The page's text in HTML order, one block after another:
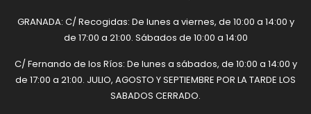
GRANADA: C/ Recogidas: De lunes a viernes, de 10:00 a 14:00 y
de 17:00 a 21:00. Sábados de 10:00 a 14:00
C/ Fernando de los Ríos: De lunes a sábados, de 10:00 a 14:00 y
de 17:00 a 21:00. JULIO, AGOSTO Y SEPTIEMBRE POR LA TARDE LOS
SABADOS CERRADO.